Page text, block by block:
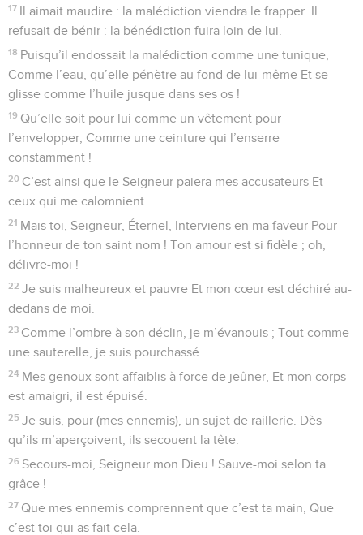
17 Il aimait maudire : la malédiction viendra le frapper. Il
refusait de bénir : la bénédiction fuira loin de lui.
18 Puisqu’il endossait la malédiction comme une tunique,
Comme l’eau, qu’elle pénètre au fond de lui-même Et se
glisse comme l’huile jusque dans ses os !
19 Qu’elle soit pour lui comme un vêtement pour
l’envelopper, Comme une ceinture qui l’enserre
constamment !
20 C’est ainsi que le Seigneur paiera mes accusateurs Et
ceux qui me calomnient.
21 Mais toi, Seigneur, Éternel, Interviens en ma faveur Pour
l’honneur de ton saint nom ! Ton amour est si fidèle ; oh,
délivre-moi !
22 Je suis malheureux et pauvre Et mon cœur est déchiré au-
dedans de moi.
23 Comme l’ombre à son déclin, je m’évanouis ; Tout comme
une sauterelle, je suis pourchassé.
24 Mes genoux sont affaiblis à force de jeûner, Et mon corps
est amaigri, il est épuisé.
25 Je suis, pour (mes ennemis), un sujet de raillerie. Dès
qu’ils m’aperçoivent, ils secouent la tête.
26 Secours-moi, Seigneur mon Dieu ! Sauve-moi selon ta
grâce !
27 Que mes ennemis comprennent que c’est ta main, Que
c’est toi qui as fait cela.